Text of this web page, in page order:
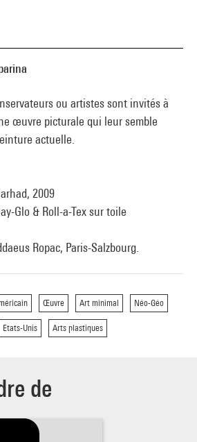
ou artistes sont invités à
œuvre picturale qui leur semble
actuelle.
2009
Glo & Roll-a-Tex sur toile
Ropac, Paris-Salzbourg.
Œuvre Art minimal Néo-Géo
Etats-Unis Arts plastiques
de